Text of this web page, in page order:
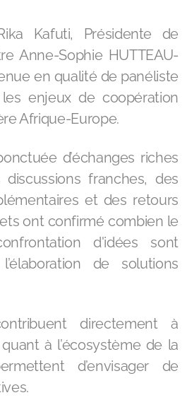
Kafuti, Présidente de
Anne-Sophie HUTTEAU-
en qualité de panéliste
enjeux de coopération
Afrique-Europe.
d’échanges riches
franches, des
et des retours
ont confirmé combien le
d'idées sont
de solutions
directement à
à l’écosystème de la
d’envisager de